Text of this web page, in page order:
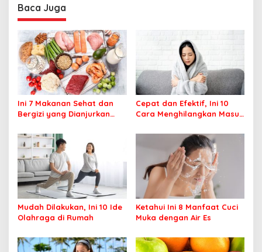
Baca Juga
Ini 7 Makanan Sehat dan
Bergizi yang Dianjurkan
Cepat dan Efektif, Ini 10
Cara Menghilangkan Masuk
Mudah Dilakukan, Ini 10 Ide
Olahraga di Rumah
Ketahui Ini 8 Manfaat Cuci
Muka dengan Air Es